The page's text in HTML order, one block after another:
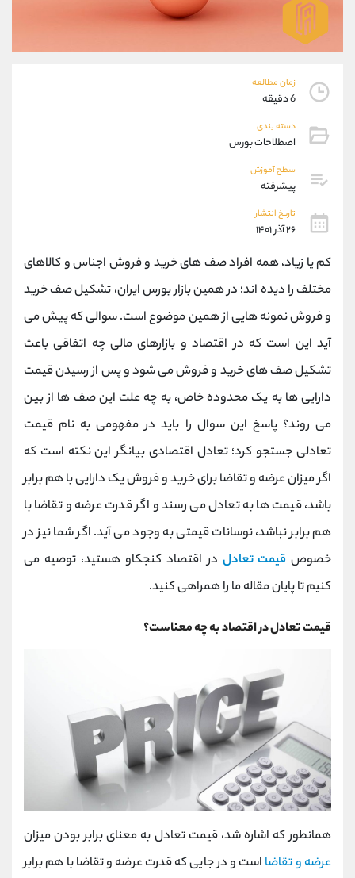
زمان مطالعه
6 دقیقه
دسته بندی
اصطلاحات بورس
سطح آموزش
پیشرفته
تاریخ انتشار
۲۶ آذر ۱۴۰۱
کم یا زیاد، همه افراد صف های خرید و فروش اجناس و کالاهای
مختلف را دیده اند؛ در همین بازار بورس ایران، تشکیل صف خرید
و فروش نمونه هایی از همین موضوع است. سوالی که پیش می
آید این است که در اقتصاد و بازارهای مالی چه اتفاقی باعث
تشکیل صف های خرید و فروش می شود و پس از رسیدن قیمت
دارایی ها به یک محدوده خاص، به چه علت این صف ها از بین
می روند؟ پاسخ این سوال را باید در مفهومی به نام قیمت
تعادلی جستجو کرد؛ تعادل اقتصادی بیانگر این نکته است که
اگر میزان عرضه و تقاضا برای خرید و فروش یک دارایی با هم برابر
باشد، قیمت ها به تعادل می رسند و اگر قدرت عرضه و تقاضا با
هم برابر نباشد، نوسانات قیمتی به وجود می آید. اگر شما نیز در
خصوص قیمت تعادل در اقتصاد کنجکاو هستید، توصیه می
کنیم تا پایان مقاله ما را همراهی کنید.
قیمت تعادل در اقتصاد به چه معناست؟
همانطور که اشاره شد، قیمت تعادل به معنای برابر بودن میزان
عرضه و تقاضا است و در جایی که قدرت عرضه و تقاضا با هم برابر
واتساپ
تلگرام
پشتیبان فروش
موبایل
اطلاعات تماس
تلفن 021-22021030
021-22021040
بدون پیش شماره
اینستاگرام @alireza.mehrabii
کانال تلگرام @alirezamehrabi_com
@alirezamehrabi_official